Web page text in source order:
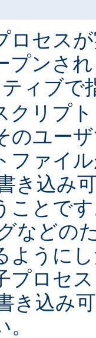
ロセス
プンさ
ィブで
クリプ
のユー
ファイ
き込み
ことで
などの
ように
プロセ
き込み